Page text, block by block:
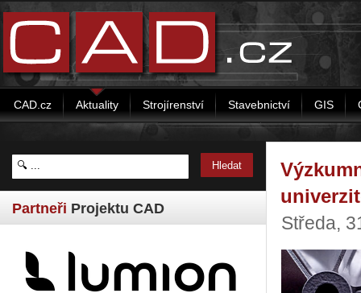
CAD.cz Aktuality Strojírenství Stavebnictví GIS
Partneři Projektu CAD
Středa,